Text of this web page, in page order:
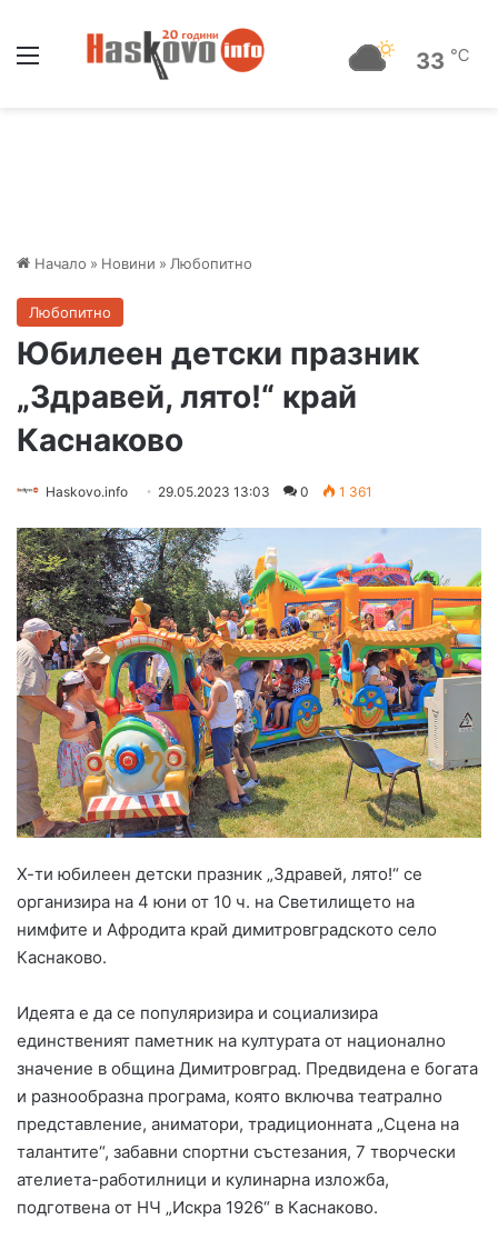
33 ℃
Начало » Новини » Любопитно
Любопитно
Юбилеен детски празник
„Здравей, лято!“ край
Каснаково
Haskovo.info 29.05.2023 13:03 0 1 361
Х-ти юбилеен детски празник „Здравей, лято!“ се
организира на 4 юни от 10 ч. на Светилището на
нимфите и Афродита край димитровградското село
Каснаково.
Идеята е да се популяризира и социализира
единственият паметник на културата от национално
значение в община Димитровград. Предвидена е богата
и разнообразна програма, която включва театрално
представление, аниматори, традиционната „Сцена на
талантите“, забавни спортни състезания, 7 творчески
ателиета-работилници и кулинарна изложба,
подготвена от НЧ „Искра 1926“ в Каснаково.